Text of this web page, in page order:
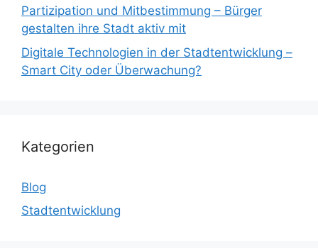
Partizipation und Mitbestimmung – Bürger
gestalten ihre Stadt aktiv mit
Digitale Technologien in der Stadtentwicklung –
Smart City oder Überwachung?
Kategorien
Blog
Stadtentwicklung